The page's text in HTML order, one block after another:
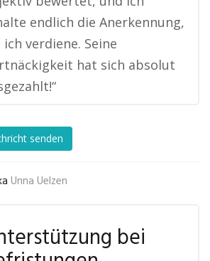
endlich die Anerkennung,
ich verdiene. Seine
hat sich absolut
senden
Unna Uelzen
bei